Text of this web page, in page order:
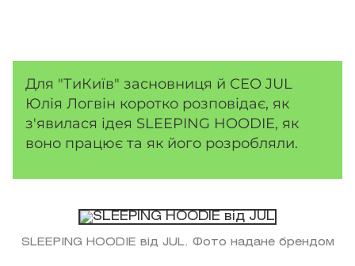
Для "ТиКиїв" засновниця й СЕО JUL
Юлія Логвін коротко розповідає, як
з'явилася ідея SLEEPING HOODIE, як
воно працює та як його розробляли.
SLEEPING HOODIE від JUL. Фото надане брендом